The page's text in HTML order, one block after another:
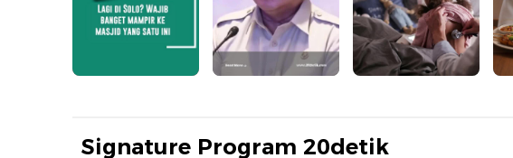
Signature Program 20detik